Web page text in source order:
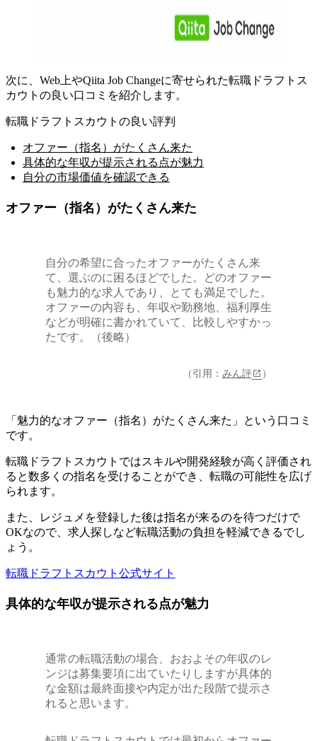
次に、Web上やQiita Job Changeに寄せられた転職ドラフトス
カウトの良い口コミを紹介します。
転職ドラフトスカウトの良い評判
オファー（指名）がたくさん来た
具体的な年収が提示される点が魅力
自分の市場価値を確認できる
オファー（指名）がたくさん来た
自分の希望に合ったオファーがたくさん来
て、選ぶのに困るほどでした。どのオファー
も魅力的な求人であり、とても満足でした。
オファーの内容も、年収や勤務地、福利厚生
などが明確に書かれていて、比較しやすかっ
たです。（後略）
（引用： みん評 ）
「魅力的なオファー（指名）がたくさん来た」という口コミ
です。
転職ドラフトスカウトではスキルや開発経験が高く評価され
ると数多くの指名を受けることができ、転職の可能性を広げ
られます。
また、レジュメを登録した後は指名が来るのを待つだけで
OKなので、求人探しなど転職活動の負担を軽減できるでし
ょう。
転職ドラフトスカウト公式サイト
具体的な年収が提示される点が魅力
通常の転職活動の場合、おおよその年収のレ
ンジは募集要項に出ていたりしますが具体的
な金額は最終面接や内定が出た段階で提示さ
れると思います。